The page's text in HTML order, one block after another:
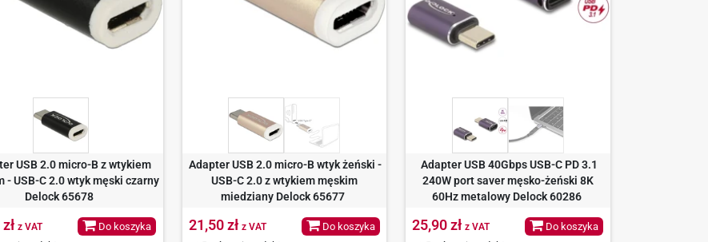
USB 2.0 micro-B z wtykiem
- USB-C 2.0 wtyk męski czarny
Delock 65678
z VAT Do koszyka
Adapter USB 2.0 micro-B wtyk żeński -
USB-C 2.0 z wtykiem męskim
miedziany Delock 65677
21,50 zł z VAT Do koszyka
Adapter USB 40Gbps USB-C PD 3.1
240W port saver męsko-żeński 8K
60Hz metalowy Delock 60286
25,90 złz VAT Do koszyka